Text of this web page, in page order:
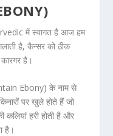
में स्वागत है आज हम
है, कैन्सर को ठीक
है।
Ebony)के नाम से
पर खुले होते हैं जो
हरी होती है और
है।